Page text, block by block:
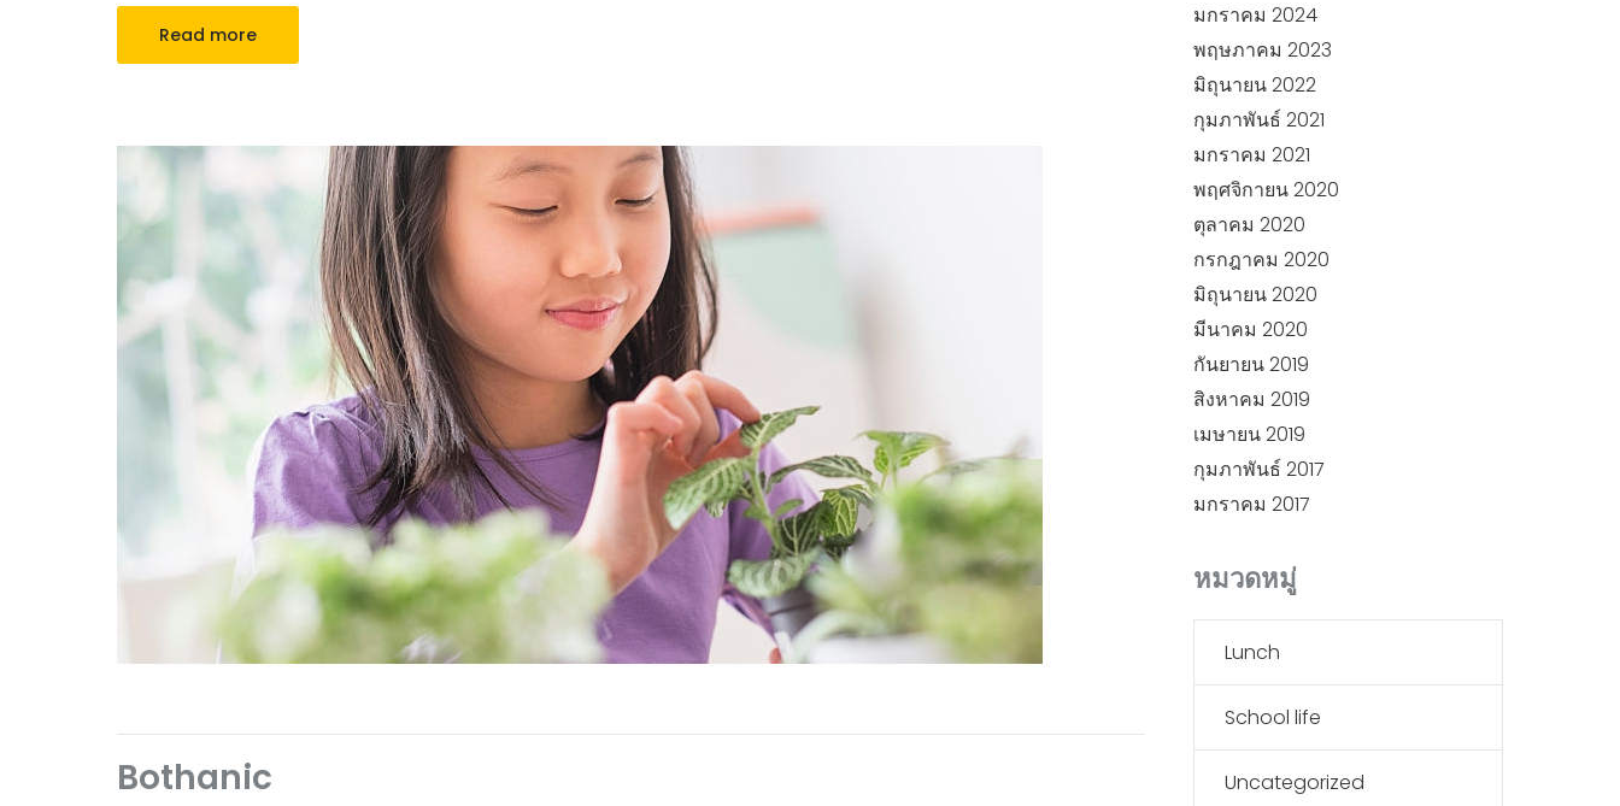
Read more
Bothanic
มกราคม 2024
พฤษภาคม 2023
มิถุนายน 2022
กุมภาพันธ์ 2021
มกราคม 2021
พฤศจิกายน 2020
ตุลาคม 2020
กรกฎาคม 2020
มิถุนายน 2020
มีนาคม 2020
กันยายน 2019
สิงหาคม 2019
เมษายน 2019
กุมภาพันธ์ 2017
มกราคม 2017
หมวดหมู่
Lunch
School life
Uncategorized